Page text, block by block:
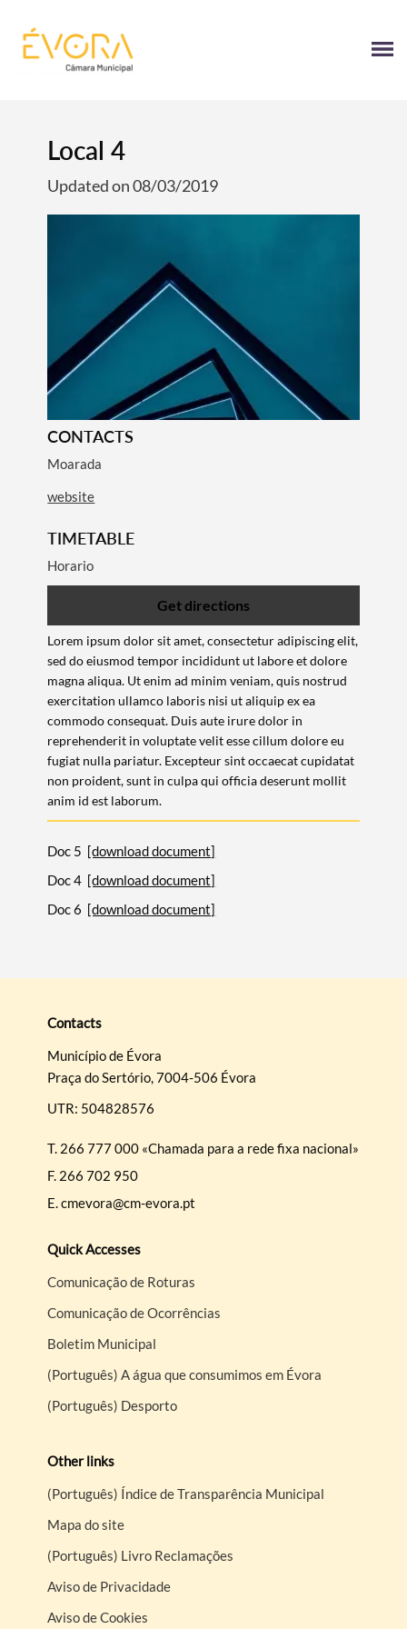
Search term
Categories
Filters
Local 4
Updated on 08/03/2019
CONTACTS
Moarada
website
TIMETABLE
Horario
Get directions
Lorem ipsum dolor sit amet, consectetur adipiscing elit,
sed do eiusmod tempor incididunt ut labore et dolore
magna aliqua. Ut enim ad minim veniam, quis nostrud
exercitation ullamco laboris nisi ut aliquip ex ea
commodo consequat. Duis aute irure dolor in
reprehenderit in voluptate velit esse cillum dolore eu
fugiat nulla pariatur. Excepteur sint occaecat cupidatat
non proident, sunt in culpa qui officia deserunt mollit
anim id est laborum.
Doc 5 [download document]
Doc 4 [download document]
Doc 6 [download document]
Contacts
Município de Évora
Praça do Sertório, 7004-506 Évora
UTR: 504828576
T. 266 777 000 «Chamada para a rede fixa nacional»
F. 266 702 950
E.cmevora@cm-evora.pt
Quick Accesses
Comunicação de Roturas
Comunicação de Ocorrências
Boletim Municipal
(Português) A água que consumimos em Évora
(Português) Desporto
Other links
(Português) Índice de Transparência Municipal
Mapa do site
(Português) Livro Reclamações
Aviso de Privacidade
Aviso de Cookies